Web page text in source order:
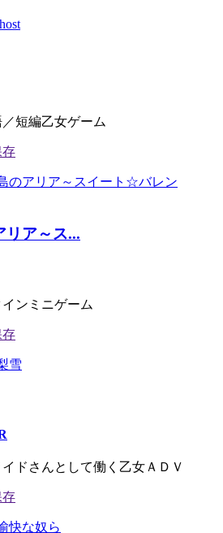
短編乙女ゲーム
リア～ス...
ンミニゲーム
ドさんとして働く乙女ＡＤＶ